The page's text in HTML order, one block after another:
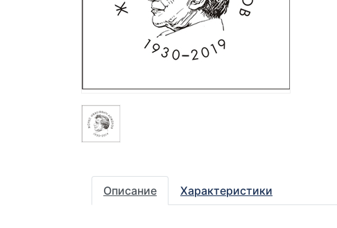
Описание Характеристики